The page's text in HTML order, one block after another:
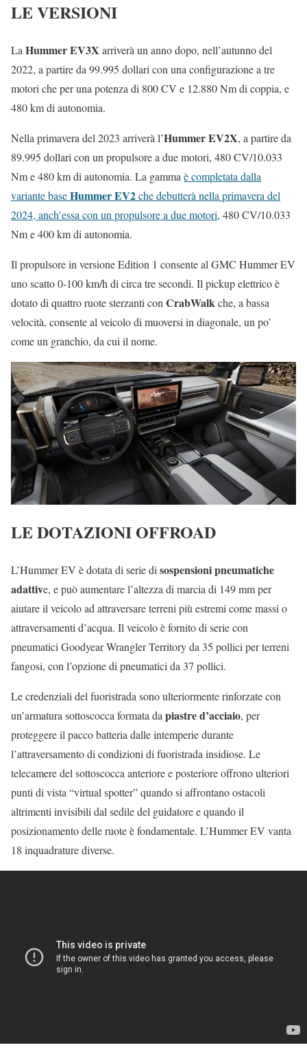
LE VERSIONI
La Hummer EV3X arriverà un anno dopo, nell’autunno del
2022, a partire da 99.995 dollari con una configurazione a tre
motori che per una potenza di 800 CV e 12.880 Nm di coppia, e
480 km di autonomia.
Nella primavera del 2023 arriverà l’Hummer EV2X, a partire da
89.995 dollari con un propulsore a due motori, 480 CV/10.033
Nm e 480 km di autonomia. La gamma è completata dalla
variante baseHummer EV2che debutterà nella primavera del
2024, anch’essa con un propulsore a due motori, 480 CV/10.033
Nm e 400 km di autonomia.
Il propulsore in versione Edition 1 consente al GMC Hummer EV
uno scatto 0-100 km/h di circa tre secondi. Il pickup elettrico è
dotato di quattro ruote sterzanti con CrabWalk che, a bassa
velocità, consente al veicolo di muoversi in diagonale, un po’
come un granchio, da cui il nome.
LE DOTAZIONI OFFROAD
L’Hummer EV è dotata di serie disospensioni pneumatiche
adattive, e può aumentare l’altezza di marcia di 149 mm per
aiutare il veicolo ad attraversare terreni più estremi come massi o
attraversamenti d’acqua. Il veicolo è fornito di serie con
pneumatici Goodyear Wrangler Territory da 35 pollici per terreni
fangosi, con l’opzione di pneumatici da 37 pollici.
Le credenziali del fuoristrada sono ulteriormente rinforzate con
un’armatura sottoscocca formata dapiastre d’acciaio, per
proteggere il pacco batteria dalle intemperie durante
l’attraversamento di condizioni di fuoristrada insidiose. Le
telecamere del sottoscocca anteriore e posteriore offrono ulteriori
punti di vista “virtual spotter” quando si affrontano ostacoli
altrimenti invisibili dal sedile del guidatore e quando il
posizionamento delle ruote è fondamentale. L’Hummer EV vanta
18 inquadrature diverse.